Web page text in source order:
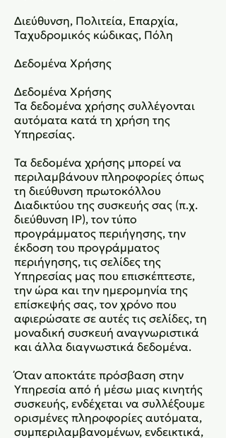
Διεύθυνση, Πολιτεία, Επαρχία,
Ταχυδρομικός κώδικας, Πόλη
Δεδομένα Χρήσης
Δεδομένα Χρήσης
Τα δεδομένα χρήσης συλλέγονται
αυτόματα κατά τη χρήση της
Υπηρεσίας.
Τα δεδομένα χρήσης μπορεί να
περιλαμβάνουν πληροφορίες όπως
τη διεύθυνση πρωτοκόλλου
Διαδικτύου της συσκευής σας (π.χ.
διεύθυνση IP), τον τύπο
προγράμματος περιήγησης, την
έκδοση του προγράμματος
περιήγησης, τις σελίδες της
Υπηρεσίας μας που επισκέπτεστε,
την ώρα και την ημερομηνία της
επίσκεψής σας, τον χρόνο που
αφιερώσατε σε αυτές τις σελίδες, τη
μοναδική συσκευή αναγνωριστικά
και άλλα διαγνωστικά δεδομένα.
Όταν αποκτάτε πρόσβαση στην
Υπηρεσία από ή μέσω μιας κινητής
συσκευής, ενδέχεται να συλλέξουμε
ορισμένες πληροφορίες αυτόματα,
συμπεριλαμβανομένων, ενδεικτικά,